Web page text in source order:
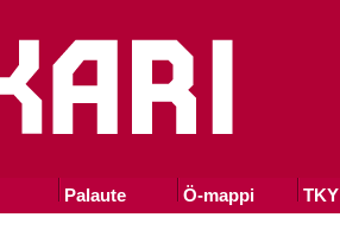
Palaute Ö-mappi TKY